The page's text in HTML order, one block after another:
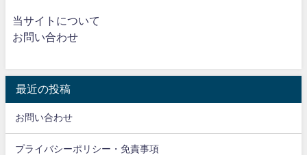
当サイトについて
お問い合わせ
最近の投稿
お問い合わせ
プライバシーポリシー・免責事項